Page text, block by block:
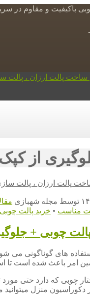
چوبی باکیفیت و مقاوم در
از
پالت ارزان ، پالت
توسط مجله شهبازی
مناسب • خرید پالت چوبی
چوبی +
های گوناگونی می
امر باعث شده است تا
چوبی که دارد حتی
دکوراسیون منزل میتوانید